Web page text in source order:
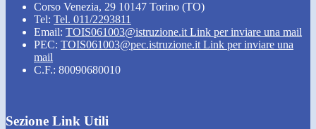
Corso Venezia, 29 10147 Torino (TO)
Tel: Tel. 011/2293811
Email: TOIS061003@istruzione.it Link per inviare una mail
PEC: TOIS061003@pec.istruzione.it Link per inviare una
mail
C.F.: 80090680010
Sezione Link Utili